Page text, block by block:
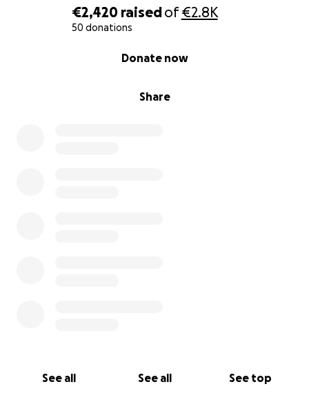
€2,420 raisedof€2.8K
50 donations
Share
Donate now
See all See all See top